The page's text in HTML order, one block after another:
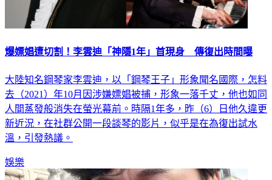
爆嫖娼遭切割！李雲迪「神隱1年」首現身 傳復出時間曝
大陸知名鋼琴家李雲迪，以「鋼琴王子」形象聞名國際，怎料
去（2021）年10月因涉嫌嫖娼被捕，形象一落千丈，他也如同
人間蒸發般消失在螢光幕前。時隔1年多，昨（6）日他久違更
新近況，在社群公開一段談琴的影片，似乎是在為復出試水
溫，引發熱議。
娛樂